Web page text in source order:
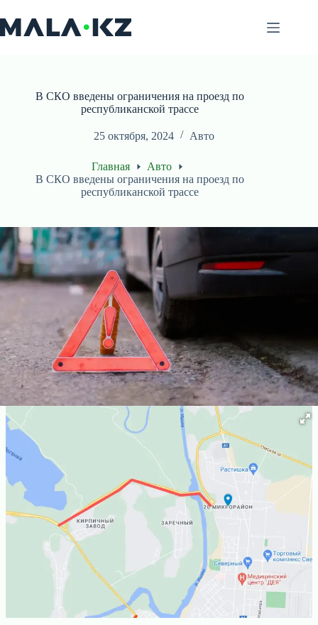
к
сути
В СКО введены ограничения на проезд по
республиканской трассе
25 октября, 2024 Авто
Главная
Авто
В СКО введены ограничения на проезд по
республиканской трассе